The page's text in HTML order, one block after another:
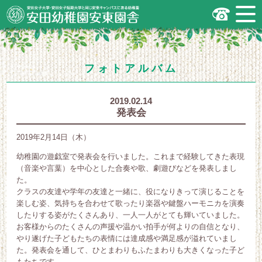
広島市安佐南区の安田幼稚園安東園舎
｜安田女子大学・安田女子短期大学と
同じ安東キャンパスにある幼稚園
.
安田女子大学・安田女子短期大学と同じ
安東キャンパスにある幼稚園
フォトアルバム
2019.02.14
発表会
2019年2月14日（木）
幼稚園の遊戯室で発表会を行いました。これまで経験してきた表現
（音楽や言葉）を中心とした合奏や歌、劇遊びなどを発表しまし
た。
クラスの友達や学年の友達と一緒に、役になりきって演じることを
楽しむ姿、気持ちを合わせて歌ったり楽器や鍵盤ハーモニカを演奏
したりする姿がたくさんあり、一人一人がとても輝いていました。
お客様からのたくさんの声援や温かい拍手が何よりの自信となり、
やり遂げた子どもたちの表情には達成感や満足感が溢れていまし
た。発表会を通して、ひとまわりもふたまわりも大きくなった子ど